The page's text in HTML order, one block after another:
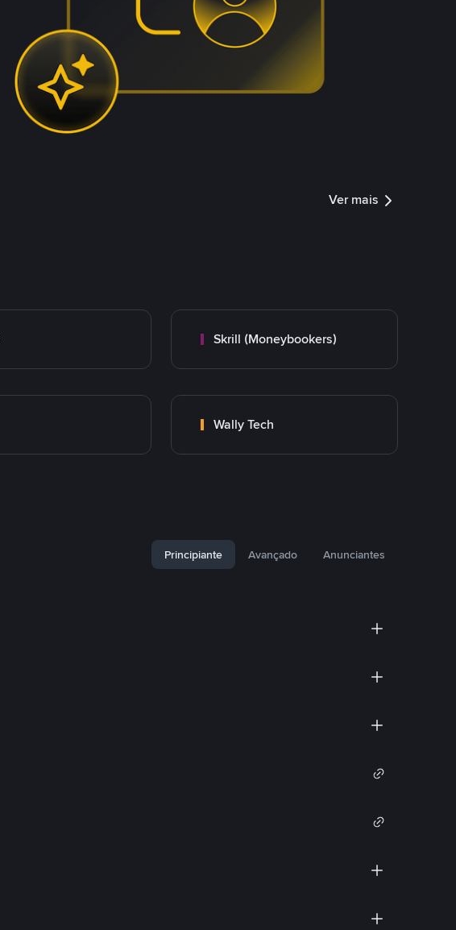
Ver mais
Skrill (Moneybookers)
Wally Tech
Principiante Avançado Anunciantes